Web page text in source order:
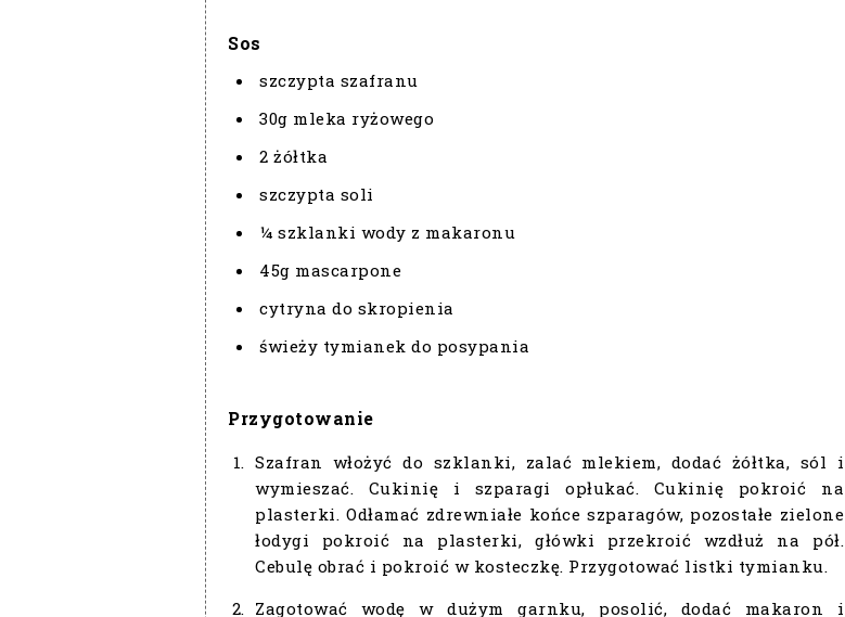
Sos
szczypta szafranu
30g mleka ryżowego
2 żółtka
szczypta soli
¼ szklanki wody z makaronu
45g mascarpone
cytryna do skropienia
świeży tymianek do posypania
Przygotowanie
Szafran włożyć do szklanki, zalać mlekiem, dodać żółtka, sól i
wymieszać. Cukinię i szparagi opłukać. Cukinię pokroić na
plasterki. Odłamać zdrewniałe końce szparagów, pozostałe zielone
łodygi pokroić na plasterki, główki przekroić wzdłuż na pół.
Cebulę obrać i pokroić w kosteczkę. Przygotować listki tymianku.
Zagotować wodę w dużym garnku, posolić, dodać makaron i